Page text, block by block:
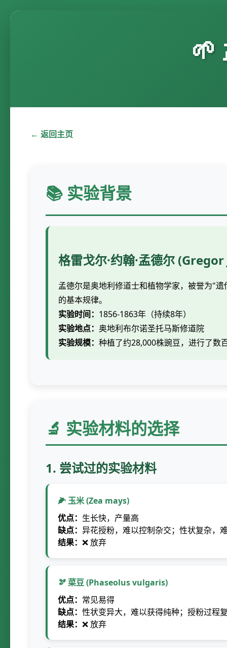
🌱
← 返回主页
📚 实验背景
格雷戈尔·约翰·孟德尔
孟德尔是奥地利修道士和植物学家，被誉为"
的基本规律。
实验时间： 1856-1863年（持续8年）
实验地点： 奥地利布尔诺圣托马斯修道院
实验规模： 种植了约28,000株豌豆，进行了数
🔬 实验材料的选择
1. 尝试过的实验材料
🌽 玉米 (Zea mays)
优点： 生长快，产量高
缺点： 异花授粉，难以控制杂交；性状复杂，
结果： ❌ 放弃
🫘 菜豆 (Phaseolus vulgaris)
优点： 常见易得
缺点： 性状变异大，难以获得纯种；授粉过程
结果： ❌ 放弃